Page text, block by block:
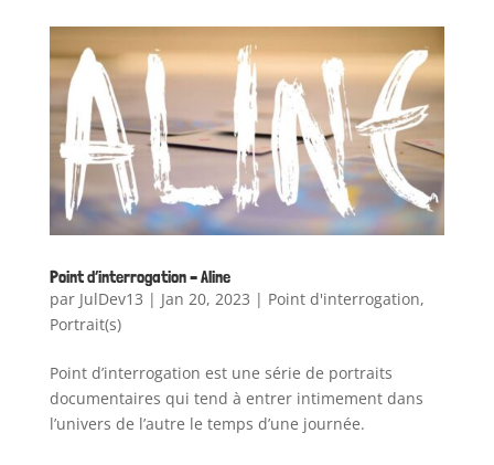
Point d’interrogation – Aline
par JulDev13 | Jan 20, 2023 | Point d'interrogation,
Portrait(s)
Point d’interrogation est une série de portraits
documentaires qui tend à entrer intimement dans
l’univers de l’autre le temps d’une journée.